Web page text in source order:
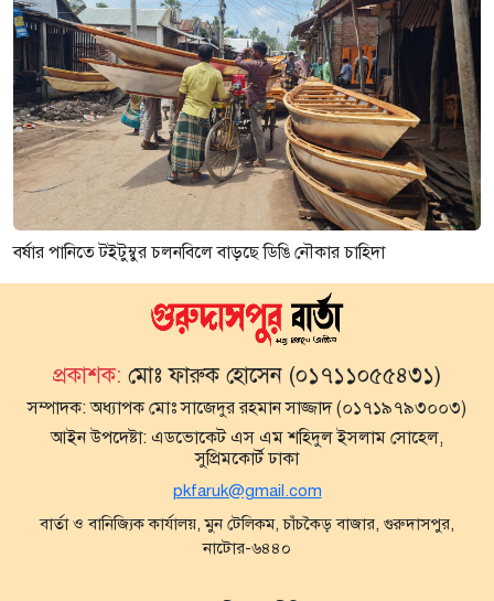
বর্ষার পানিতে টইটুম্বুর চলনবিলে বাড়ছে ডিঙি নৌকার চাহিদা
প্রকাশক: মোঃ ফারুক হোসেন (০১৭১১০৫৫৪৩১)
সম্পাদক:অধ্যাপক মোঃ সাজেদুর রহমান সাজ্জাদ (০১৭১৯৭৯৩০০৩)
আইন উপদেষ্টা: এডভোকেট এস এম শহিদুল ইসলাম সোহেল,
সুপ্রিমকোর্ট ঢাকা
pkfaruk@gmail.com
বার্তা ও বানিজ্যিক কার্যালয়, মুন টেলিকম, চাঁচকৈড় বাজার, গুরুদাসপুর,
নাটোর-৬৪৪০